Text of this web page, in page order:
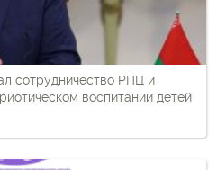
сотрудничество РПЦ и
воспитании детей